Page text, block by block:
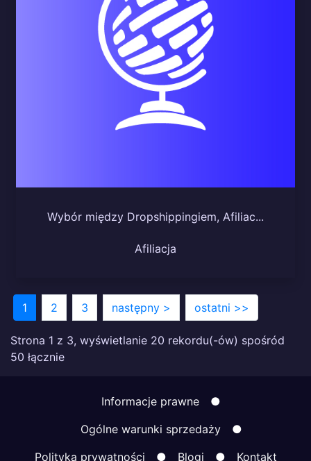
Wybór między Dropshippingiem, Afiliac...
Afiliacja
1 2 3 następny > ostatni >>
Strona 1 z 3, wyświetlanie 20 rekordu(-ów) spośród
50 łącznie
Informacje prawne
●
Ogólne warunki sprzedaży
●
Polityka prywatności
● Blogi ● Kontakt